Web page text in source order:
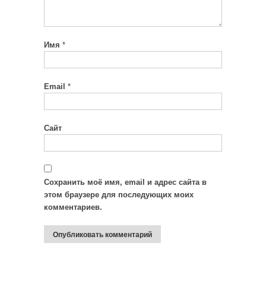
Имя *
Email *
Сайт
Сохранить моё имя, email и адрес сайта в
этом браузере для последующих моих
комментариев.